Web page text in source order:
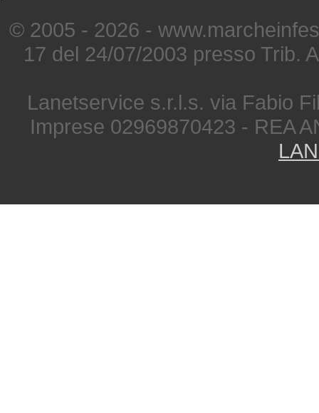
© 2005 - 2026 -
17 del 24/07/2003 presso Trib.
Lanetservice s.r.l.s. via Fabio
Imprese 02969870423 - REA